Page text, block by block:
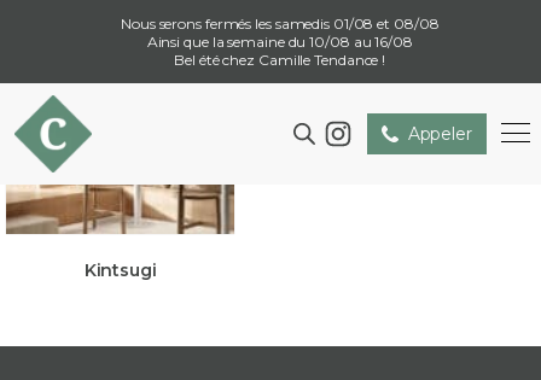
Nous serons fermés les samedis 01/08 et 08/08
Ainsi que la semaine du 10/08 au 16/08
Bel été chez Camille Tendance !
Appeler
Kintsugi